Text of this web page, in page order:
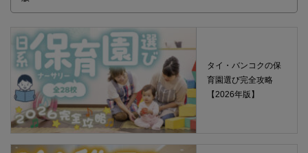
タイ・バンコクの保
育園選び完全攻略
【2026年版】